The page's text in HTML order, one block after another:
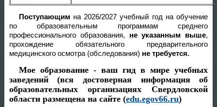
Поступающим на 2026/2027 учебный год на обучение
по образовательным программам среднего
профессионального образования, не указанным выше,
прохождение обязательного предварительного
медицинского осмотра (обследования) не требуется.
Мое образование - ваш гид в мире учебных
заведений (вся достоверная информация об
образовательных организациях Свердловской
области размещена на сайте (edu.egov66.ru)